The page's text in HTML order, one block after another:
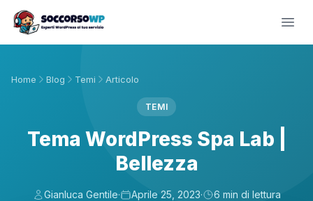
Home Blog Temi Articolo
TEMI
Tema WordPress Spa Lab |
Bellezza
Gianluca Gentile· Aprile 25, 2023· 6 min di lettura